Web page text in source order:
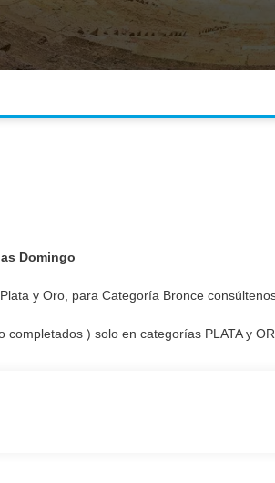
Domingo
y Oro, para Categoría Bronce
completados ) solo en categorías PLATA y